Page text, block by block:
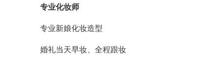
专业化妆师
专业新娘化妆造型
婚礼当天早妆、全程跟妆